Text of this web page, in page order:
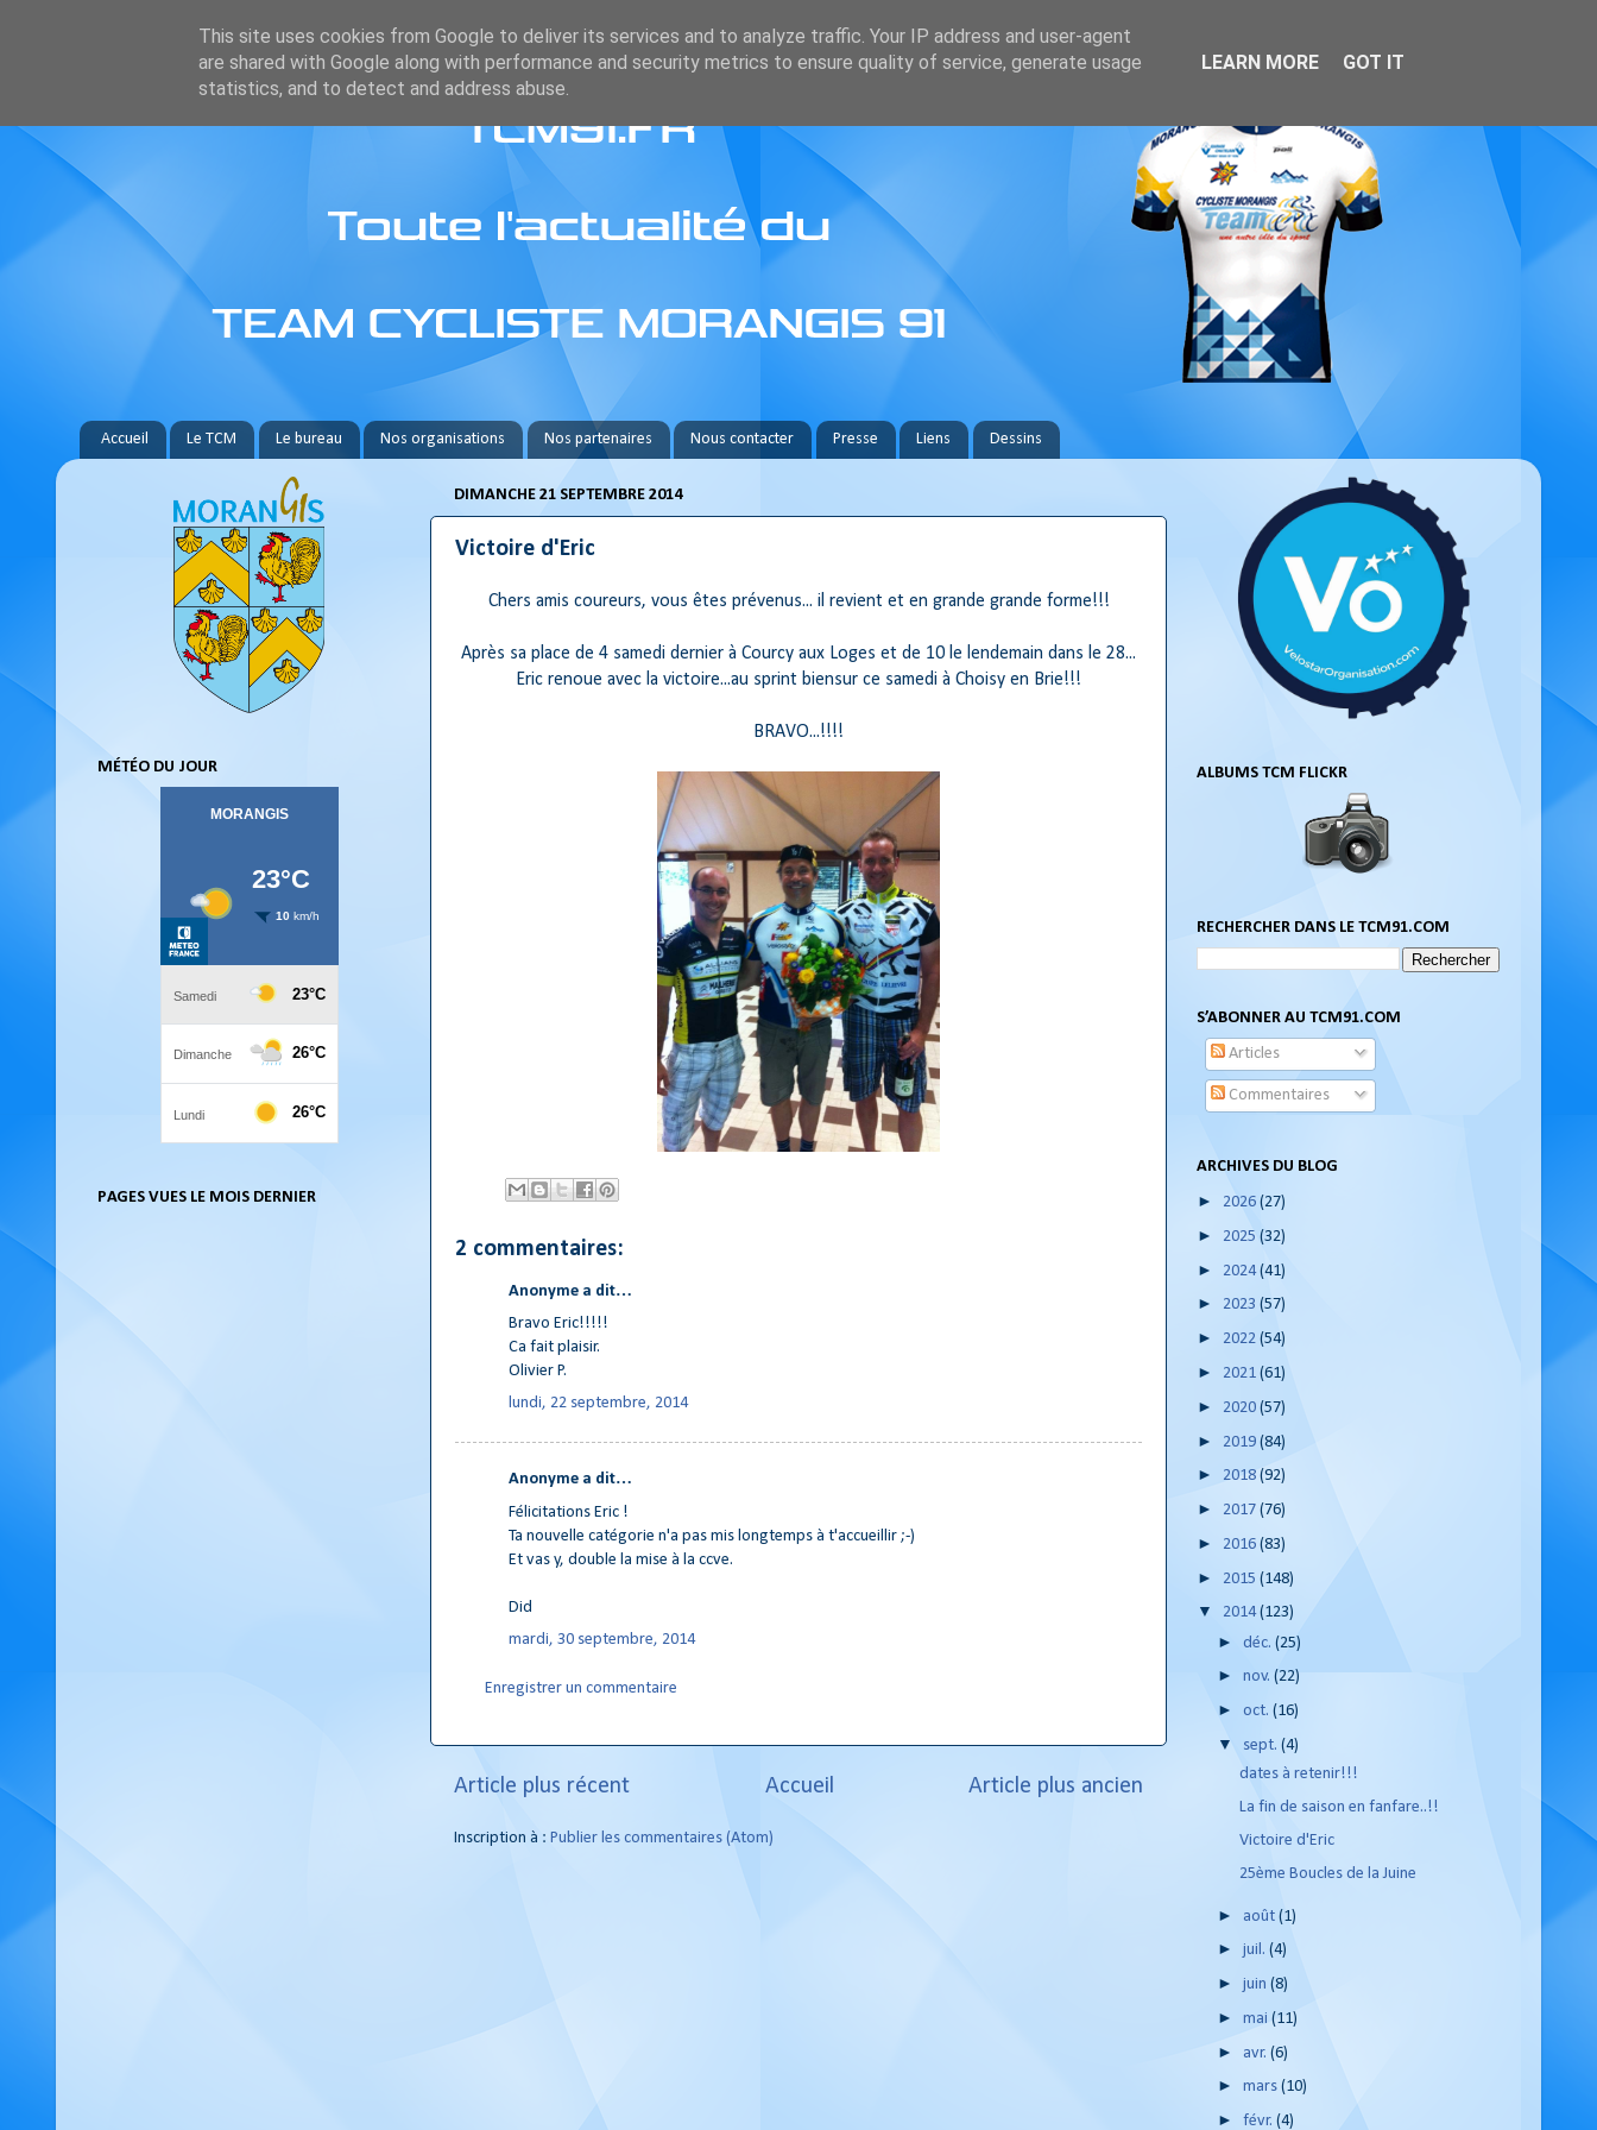
Accueil Le TCM Le bureau Nos organisations Nos partenaires Nous contacter Presse Liens Dessins
DIMANCHE 21 SEPTEMBRE 2014
Victoire d'Eric
Chers amis coureurs, vous êtes prévenus... il revient et en grande grande forme!!!
Après sa place de 4 samedi dernier à Courcy aux Loges et de 10 le lendemain dans le 28...
Eric renoue avec la victoire...au sprint biensur ce samedi à Choisy en Brie!!!
BRAVO...!!!!
2 commentaires:
Anonyme a dit…
Bravo Eric!!!!!
Ca fait plaisir.
Olivier P.
lundi, 22 septembre, 2014
Anonyme a dit…
Félicitations Eric !
Ta nouvelle catégorie n'a pas mis longtemps à t'accueillir ;-)
Et vas y, double la mise à la ccve.
Did
mardi, 30 septembre, 2014
Enregistrer un commentaire
Article plus récent Article plus ancien
Accueil
Inscription à : Publier les commentaires (Atom)
MÉTÉO DU JOUR
PAGES VUES LE MOIS DERNIER
ALBUMS TCM FLICKR
RECHERCHER DANS LE TCM91.COM
S’ABONNER AU TCM91.COM
Articles
Commentaires
ARCHIVES DU BLOG
► 2026 (27)
► 2025 (32)
► 2024(41)
► 2023 (57)
► 2022 (54)
► 2021 (61)
► 2020 (57)
► 2019 (84)
► 2018 (92)
► 2017 (76)
► 2016 (83)
► 2015 (148)
▼ 2014(123)
►déc.(25)
►nov.(22)
► oct.(16)
▼ sept.(4)
dates à retenir!!!
La fin de saison en fanfare..!!
Victoire d'Eric
25ème Boucles de la Juine
► août(1)
►juil.(4)
►juin(8)
►mai(11)
► avr.(6)
►mars(10)
►févr.(4)
This site uses cookies from Google to deliver its services and to analyze traffic. Your IP address and user-agent
are shared with Google along with performance and security metrics to ensure quality of service, generate usage
statistics, and to detect and address abuse.
LEARN MORE GOT IT